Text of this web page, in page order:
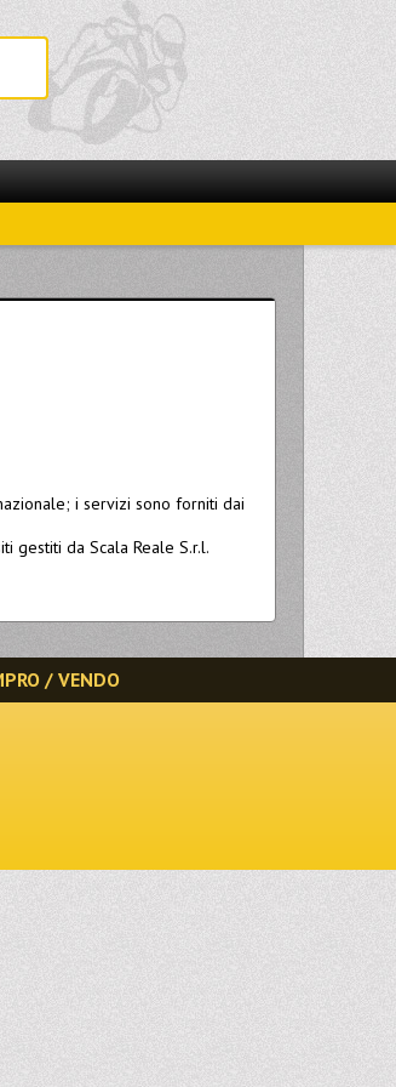
i servizi sono forniti dai
gestiti da Scala Reale S.r.l.
/ VENDO